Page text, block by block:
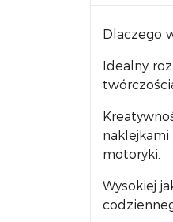
Dlaczego
Idealny
motoryki.
Wysokiej